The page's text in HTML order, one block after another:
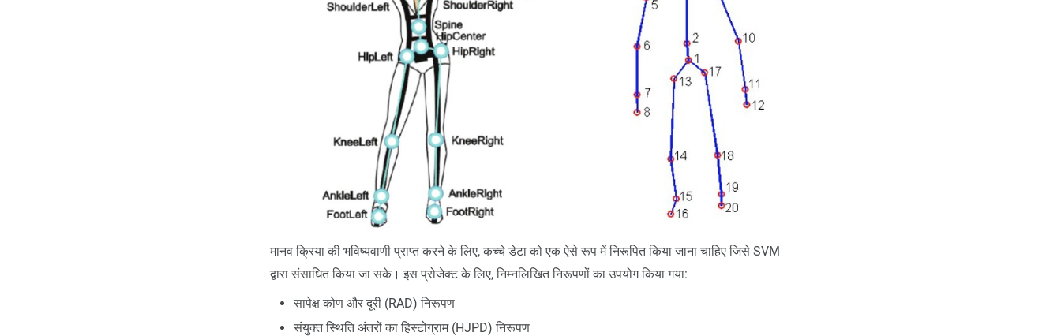
मानव क्रिया की भविष्यवाणी प्राप्त करने के लिए, कच्चे डेटा को एक ऐसे रूप में निरूपित किया जाना चाहिए जिसे SVM
द्वारा संसाधित किया जा सके। इस प्रोजेक्ट के लिए, निम्नलिखित निरूपणों का उपयोग किया गया:
सापेक्ष कोण और दूरी (RAD) निरूपण
संयुक्त स्थिति अंतरों का हिस्टोग्राम (HJPD) निरूपण